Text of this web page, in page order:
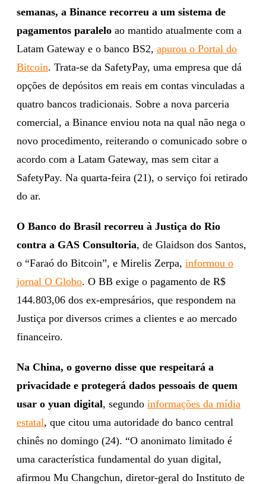
semanas, a Binance recorreu a um sistema de
pagamentos paralelo ao mantido atualmente com a
Latam Gateway e o banco BS2, apurou o Portal do
Bitcoin. Trata-se da SafetyPay, uma empresa que dá
opções de depósitos em reais em contas vinculadas a
quatro bancos tradicionais. Sobre a nova parceria
comercial, a Binance enviou nota na qual não nega o
novo procedimento, reiterando o comunicado sobre o
acordo com a Latam Gateway, mas sem citar a
SafetyPay. Na quarta-feira (21), o serviço foi retirado
do ar.
O Banco do Brasil recorreu à Justiça do Rio
contra a GAS Consultoria, de Glaidson dos Santos,
o “Faraó do Bitcoin”, e Mirelis Zerpa, informou o
jornal O Globo. O BB exige o pagamento de R$
144.803,06 dos ex-empresários, que respondem na
Justiça por diversos crimes a clientes e ao mercado
financeiro.
Na China, o governo disse que respeitará a
privacidade e protegerá dados pessoais de quem
usar o yuan digital, segundo informações da mídia
estatal, que citou uma autoridade do banco central
chinês no domingo (24). “O anonimato limitado é
uma característica fundamental do yuan digital,
afirmou Mu Changchun, diretor-geral do Instituto de